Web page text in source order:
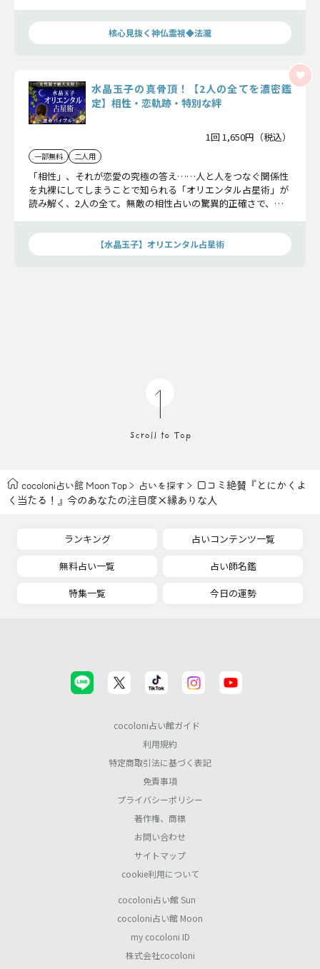
核心見抜く神仏霊視◆法瀧
水晶玉子の真骨頂！【2人の全てを濃密鑑
定】相性・恋軌跡・特別な絆
1回 1,650円（税込）
一部無料 二人用
「相性」、それが恋愛の究極の答え……人と人をつなぐ関係性
を丸裸にしてしまうことで知られる「オリエンタル占星術」が
読み解く、2人の全て。無敵の相性占いの驚異的正確さで、恋
【水晶玉子】オリエンタル占星術
cocoloni占い館 Moon Top 占いを探す
口コミ絶賛『とにかくよ
く当たる！』今のあなたの注目度×縁ありな人
ランキング
占いコンテンツ一覧
無料占い一覧
占い師名鑑
特集一覧
今日の運勢
cocoloni占い館ガイド
利用規約
特定商取引法に基づく表記
免責事項
プライバシーポリシー
著作権、商標
お問い合わせ
サイトマップ
cookie利用について
cocoloni占い館 Sun
cocoloni占い館 Moon
my cocoloni ID
株式会社cocoloni